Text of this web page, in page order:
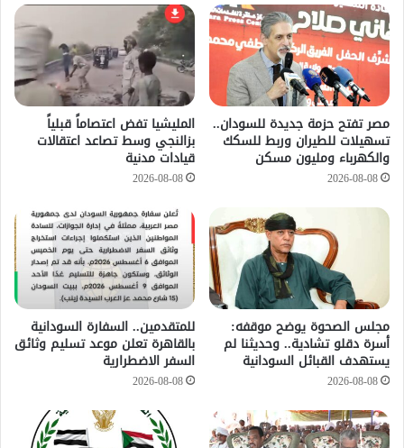
مصر تفتح حزمة جديدة للسودان..
تسهيلات للطيران وربط للسكك
والكهرباء ومليون مسكن
2026-08-08
المليشيا تفض اعتصاماً قبلياً
بزالنجي وسط تصاعد اعتقالات
قيادات مدنية
2026-08-08
مجلس الصحوة يوضح موقفه:
أسرة دقلو تشادية.. وحديثنا لم
يستهدف القبائل السودانية
2026-08-08
للمتقدمين.. السفارة السودانية
بالقاهرة تعلن موعد تسليم وثائق
السفر الاضطرارية
2026-08-08